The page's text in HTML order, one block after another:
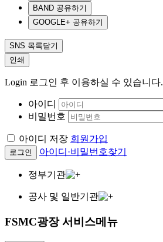
BAND 공유하기
GOOGLE+ 공유하기
SNS 목록닫기
인쇄
Login 로그인 후 이용하실 수 있습니다.
아이디
비밀번호
아이디 저장 회원가입
로그인 아이디·비밀번호찾기
정부기관
공사 및 일반기관
FSMC광장 서비스메뉴